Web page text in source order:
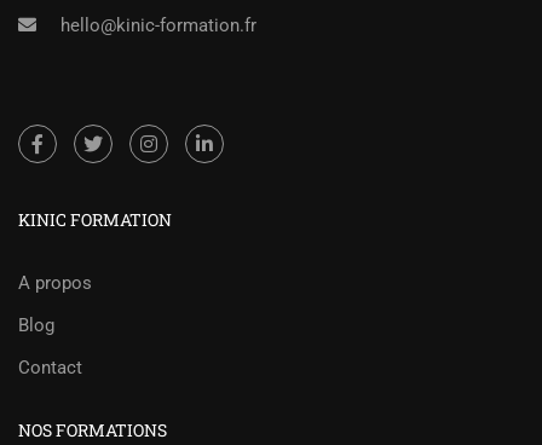
hello@kinic-formation.fr
KINIC FORMATION
A propos
Blog
Contact
NOS FORMATIONS